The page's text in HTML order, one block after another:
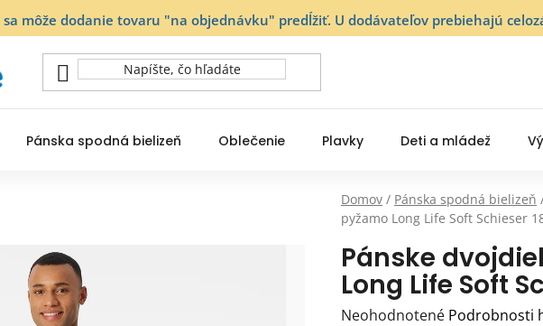
sa môže dodanie tovaru "na objednávku" predĺžiť. U dodávateľov prebiehajú
Pánska spodná bielizeň Oblečenie Plavky Deti a mládež
Domov / Pánska spodná bielizeň
pyžamo Long Life Soft Schieser
Pánske
Long Life Soft
Priemerné
Neohodnotené Podrobnosti